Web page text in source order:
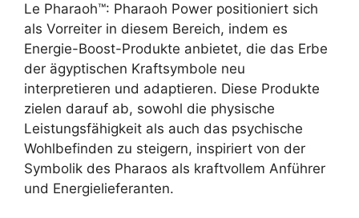
Le Pharaoh™: Pharaoh Power positioniert sich
als Vorreiter in diesem Bereich, indem es
Energie-Boost-Produkte anbietet, die das Erbe
der ägyptischen Kraftsymbole neu
interpretieren und adaptieren. Diese Produkte
zielen darauf ab, sowohl die physische
Leistungsfähigkeit als auch das psychische
Wohlbefinden zu steigern, inspiriert von der
Symbolik des Pharaos als kraftvollem Anführer
und Energielieferanten.